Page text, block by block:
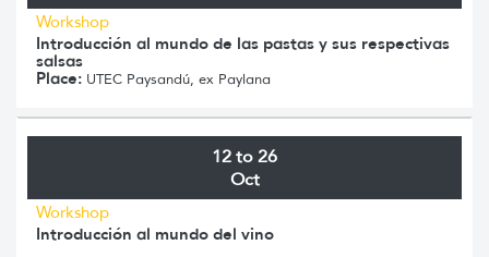
Workshop
Introducción al mundo de las pastas y sus respectivas
salsas
Place: UTEC Paysandú, ex Paylana
12 to 26
Oct
Workshop
Introducción al mundo del vino